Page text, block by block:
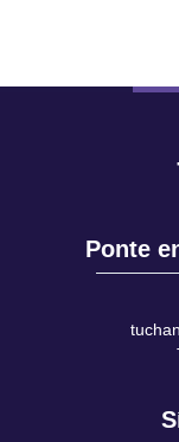
Ponte